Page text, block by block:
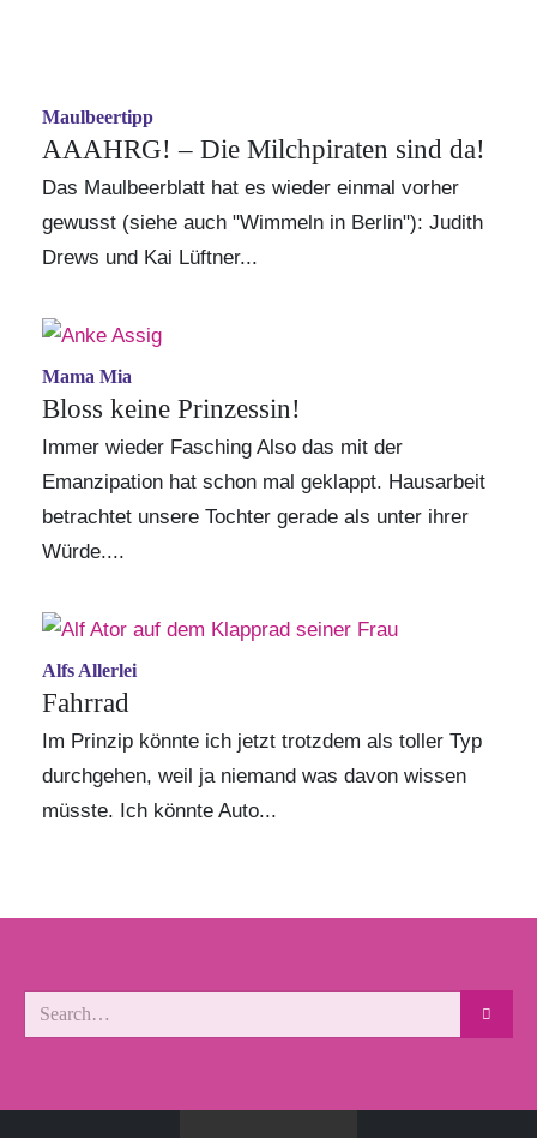
Maulbeertipp
AAAHRG! – Die Milchpiraten sind da!
Das Maulbeerblatt hat es wieder einmal vorher
gewusst (siehe auch "Wimmeln in Berlin"): Judith
Drews und Kai Lüftner...
Mama Mia
Bloss keine Prinzessin!
Immer wieder Fasching Also das mit der
Emanzipation hat schon mal geklappt. Hausarbeit
betrachtet unsere Tochter gerade als unter ihrer
Würde....
Alfs Allerlei
Fahrrad
Im Prinzip könnte ich jetzt trotzdem als toller Typ
durchgehen, weil ja niemand was davon wissen
müsste. Ich könnte Auto...